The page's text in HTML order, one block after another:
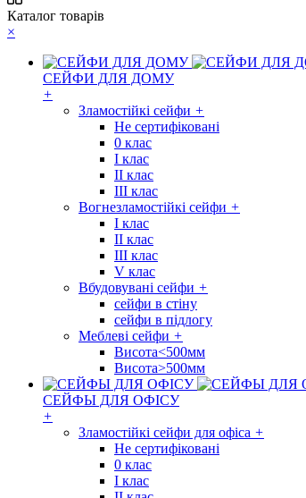
Каталог товарів
×
СЕЙФИ ДЛЯ ДОМУ
+
Зламостійкі сейфи +
Не сертифіковані
0 клас
I клас
II клас
III клас
Вогнезламостійкі сейфи +
I клас
II клас
III клас
V клас
Вбудовувані сейфи +
сейфи в стіну
сейфи в підлогу
Меблеві сейфи +
Висота<500мм
Висота>500мм
СЕЙФЫ ДЛЯ ОФІСУ
+
Зламостійкі сейфи для офіса +
Не сертифіковані
0 клас
I клас